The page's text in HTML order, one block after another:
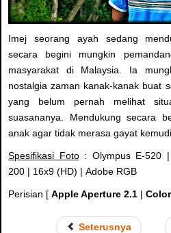
Imej seorang ayah sedang
secara begini mungkin
masyarakat di Malaysia. Ia
nostalgia zaman kanak-kanak buat
yang belum pernah melihat
suasananya. Mendukung secara
anak agar tidak merasa gayat
Spesifikasi Foto: Olympus E-520
200 | 16x9 (HD) | Adobe RGB
Perisian [ Apple Aperture 2.1 |
Seterusnya